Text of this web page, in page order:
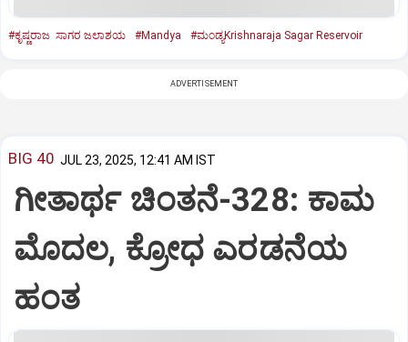
#ಕೃಷ್ಣರಾಜ ಸಾಗರ ಜಲಾಶಯ #Mandya #ಮಂಡ್ಯKrishnaraja Sagar Reservoir
ADVERTISEMENT
BIG 40 JUL 23, 2025, 12:41 AM IST
ಗೀತಾರ್ಥ ಚಿಂತನೆ-328: ಕಾಮ
ಮೊದಲ, ಕ್ರೋಧ ಎರಡನೆಯ
ಹಂತ